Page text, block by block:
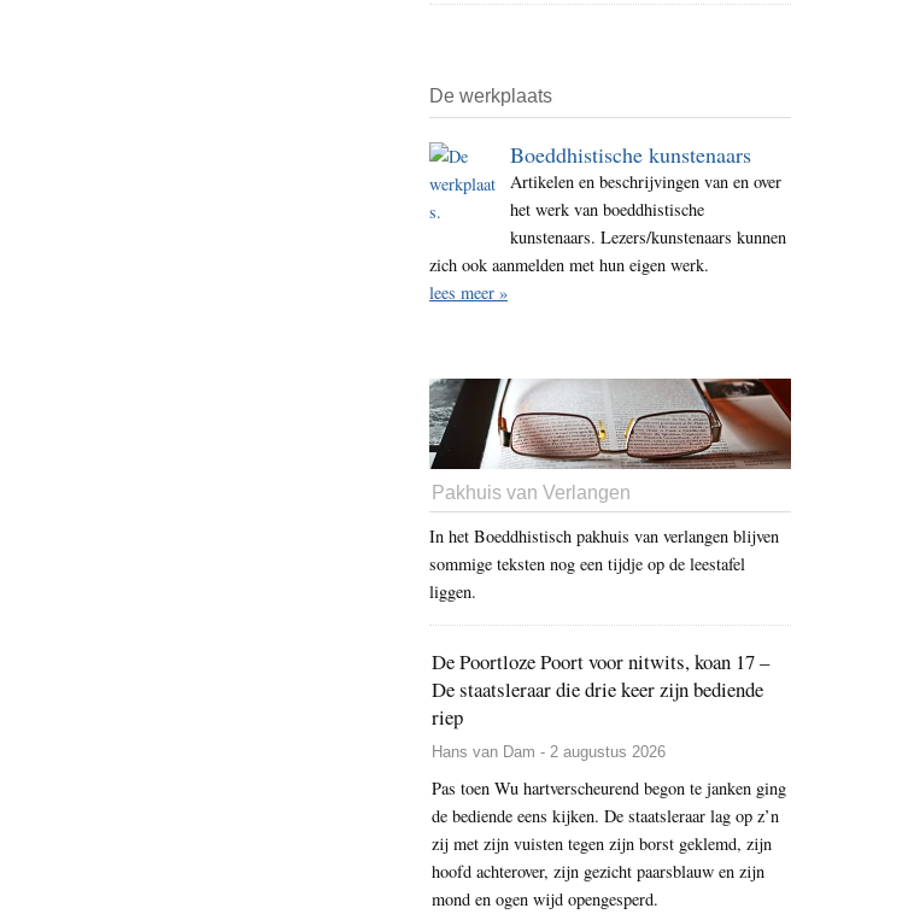
De werkplaats
Boeddhistische kunstenaars
Artikelen en beschrijvingen van en over
het werk van boeddhistische
kunstenaars. Lezers/kunstenaars kunnen
zich ook aanmelden met hun eigen werk.
lees meer »
Pakhuis van Verlangen
In het Boeddhistisch pakhuis van verlangen blijven
sommige teksten nog een tijdje op de leestafel
liggen.
De Poortloze Poort voor nitwits, koan 17 –
De staatsleraar die drie keer zijn bediende
riep
Hans van Dam - 2 augustus 2026
Pas toen Wu hartverscheurend begon te janken ging
de bediende eens kijken. De staatsleraar lag op z’n
zij met zijn vuisten tegen zijn borst geklemd, zijn
hoofd achterover, zijn gezicht paarsblauw en zijn
mond en ogen wijd opengesperd.